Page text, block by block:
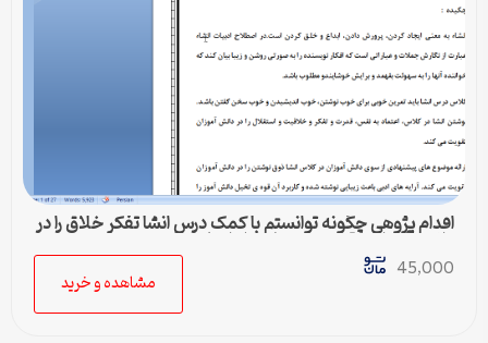
اقدام پژوهی چگونه توانستم با کمک درس انشا تفکر خلاق را در
دانش آموزان مقطع متوسطه اول ایجاد نمایم
45,000
مشاهده و خرید